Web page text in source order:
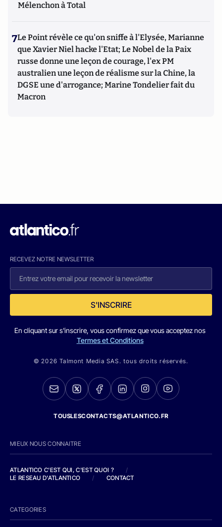
Mélenchon à Total
7Le Point révèle ce qu'on sniffe à l'Elysée, Marianne
que Xavier Niel hacke l'Etat; Le Nobel de la Paix
russe donne une leçon de courage, l'ex PM
australien une leçon de réalisme sur la Chine, la
DGSE une d'arrogance; Marine Tondelier fait du
Macron
RECEVEZ NOTRE NEWSLETTER
S'INSCRIRE
En cliquant sur s'inscrire, vous confirmez que vous acceptez nos
Termes et Conditions
© 2026 Talmont Media SAS. tous droits réservés.
TOUSLESCONTACTS@ATLANTICO.FR
MIEUX NOUS CONNAITRE
ATLANTICO C'EST QUI, C'EST QUOI ?
/
LE RESEAU D'ATLANTICO
/ CONTACT
CATEGORIES